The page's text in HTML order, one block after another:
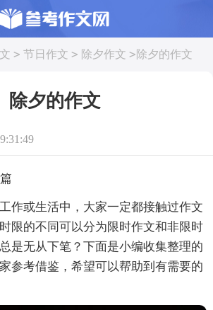
> 节日作文 > 除夕作文 >除夕的作文
除夕的作文
或生活中，大家一定都接触过作文
限的不同可以分为限时作文和非限时
是无从下笔？下面是小编收集整理的
参考借鉴，希望可以帮助到有需要的